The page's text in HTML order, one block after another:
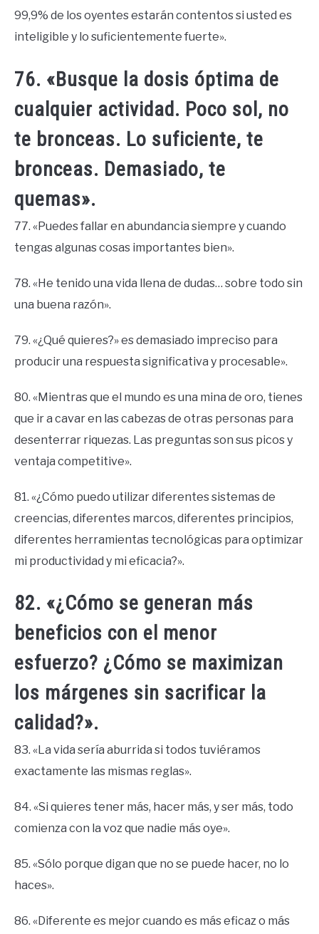
99,9% de los oyentes estarán contentos si usted es
inteligible y lo suficientemente fuerte».
76. «Busque la dosis óptima de
cualquier actividad. Poco sol, no
te bronceas. Lo suficiente, te
bronceas. Demasiado, te
quemas».
77. «Puedes fallar en abundancia siempre y cuando
tengas algunas cosas importantes bien».
78. «He tenido una vida llena de dudas… sobre todo sin
una buena razón».
79. «¿Qué quieres?» es demasiado impreciso para
producir una respuesta significativa y procesable».
80. «Mientras que el mundo es una mina de oro, tienes
que ir a cavar en las cabezas de otras personas para
desenterrar riquezas. Las preguntas son sus picos y
ventaja competitive».
81. «¿Cómo puedo utilizar diferentes sistemas de
creencias, diferentes marcos, diferentes principios,
diferentes herramientas tecnológicas para optimizar
mi productividad y mi eficacia?».
82. «¿Cómo se generan más
beneficios con el menor
esfuerzo? ¿Cómo se maximizan
los márgenes sin sacrificar la
calidad?».
83. «La vida sería aburrida si todos tuviéramos
exactamente las mismas reglas».
84. «Si quieres tener más, hacer más, y ser más, todo
comienza con la voz que nadie más oye».
85. «Sólo porque digan que no se puede hacer, no lo
haces».
86. «Diferente es mejor cuando es más eficaz o más